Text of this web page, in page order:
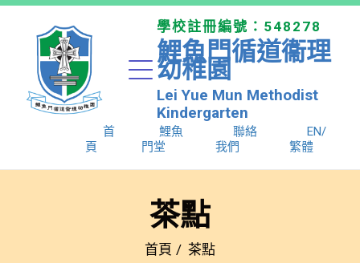
學校註冊編號：548278
鯉魚門循道衞理
幼稚園
Lei Yue Mun Methodist
Kindergarten
首
頁
鯉魚
門堂
聯絡
我們
EN/
繁體
茶點​
首頁 茶點​